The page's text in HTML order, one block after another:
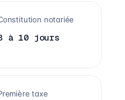
notariée
à 10 jours
taxe